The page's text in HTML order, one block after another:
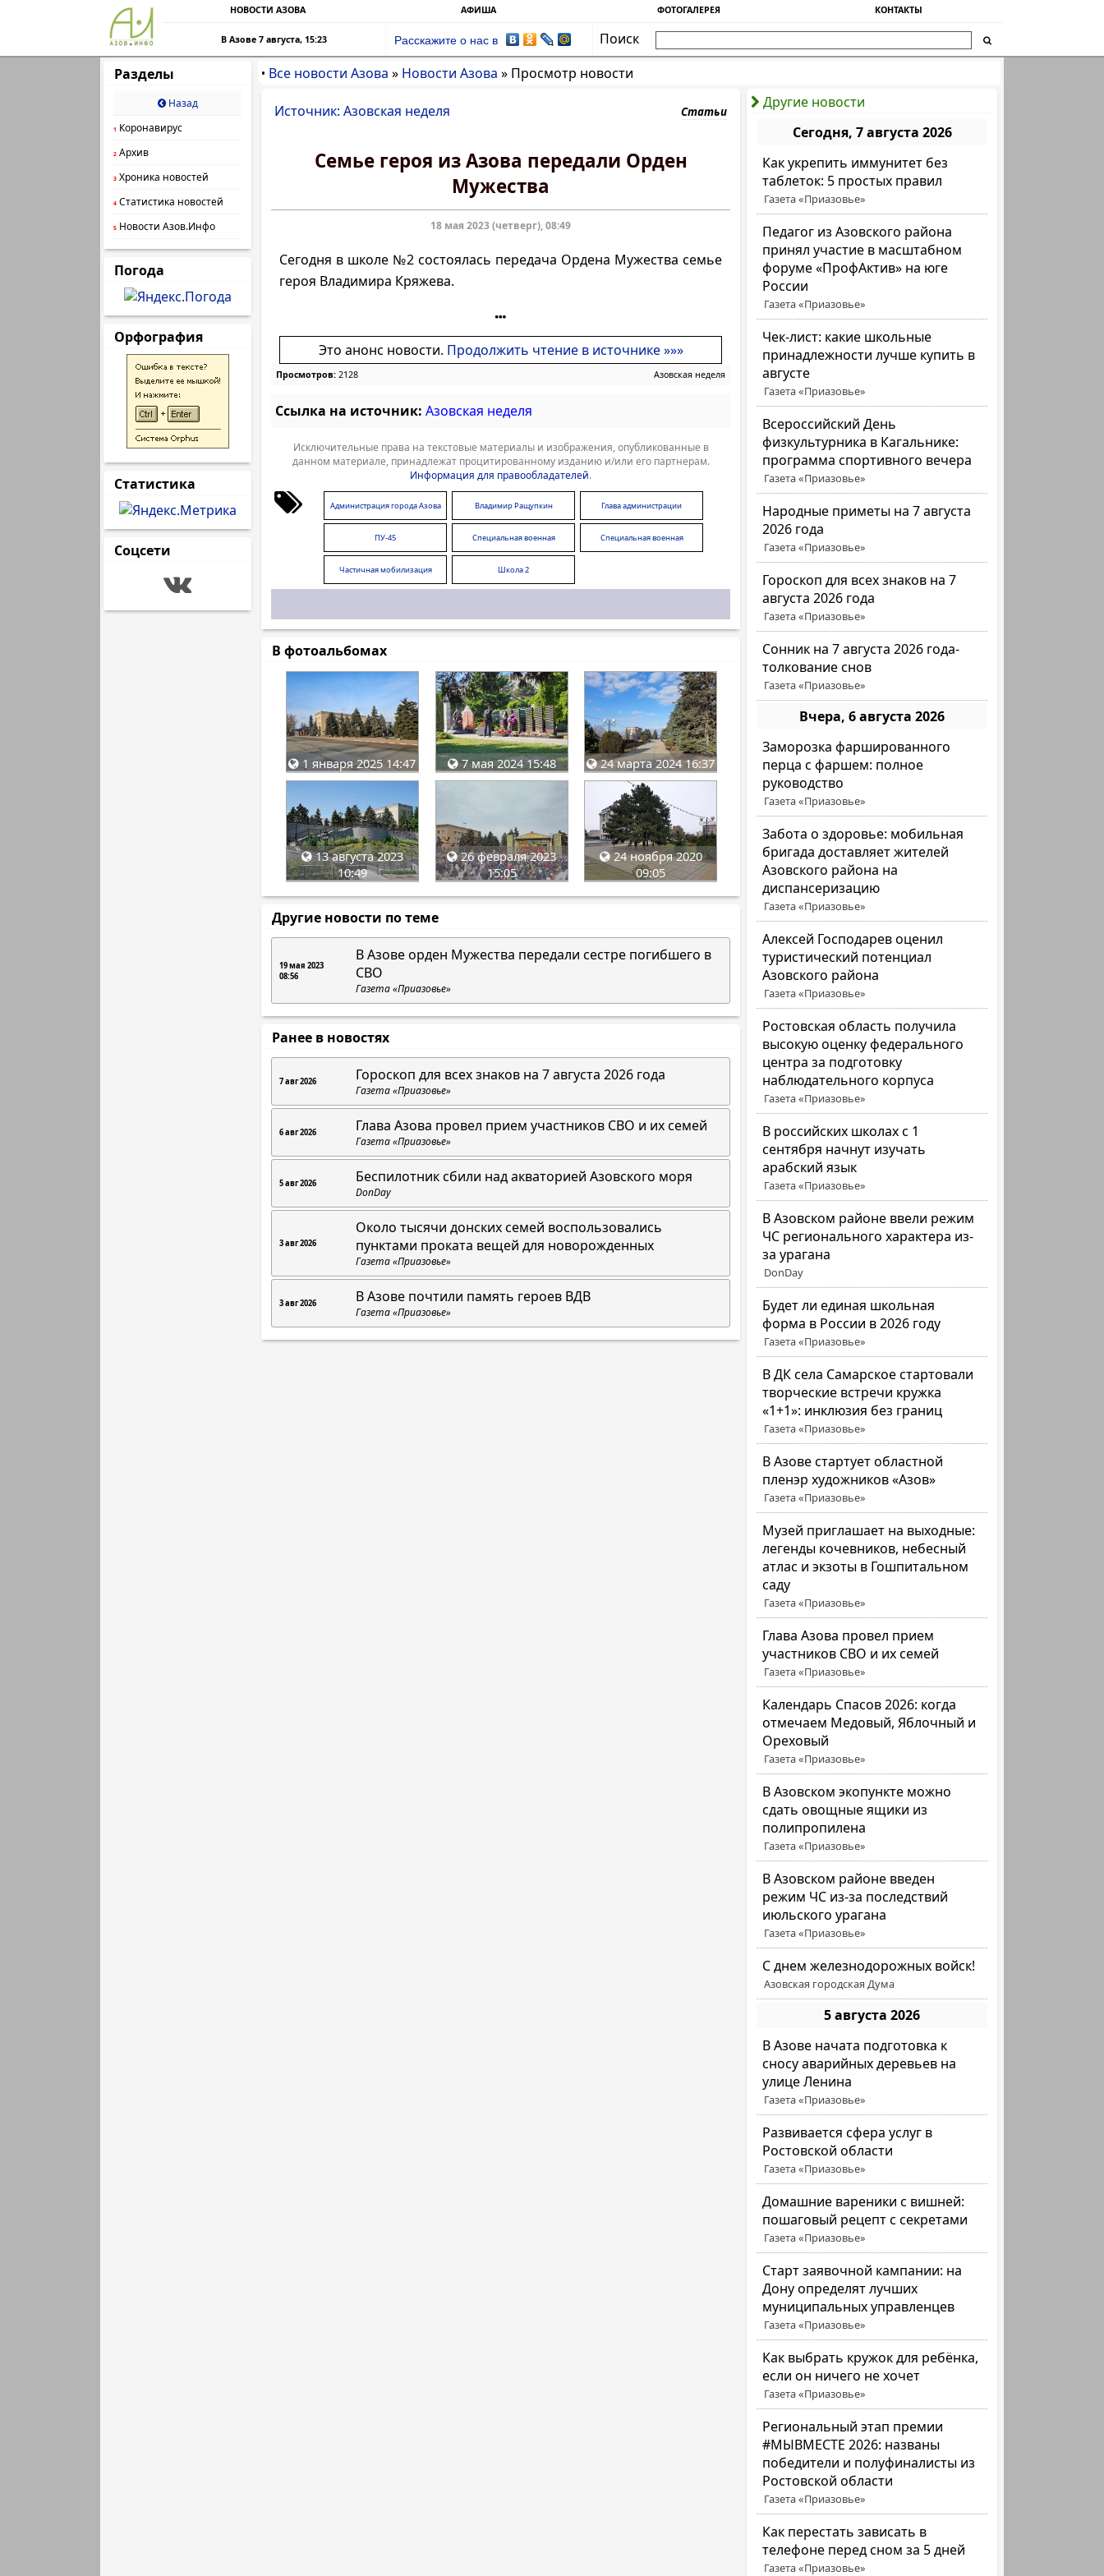
НОВОСТИ АЗОВА АФИША ФОТОГАЛЕРЕЯ КОНТАКТЫ
В Азове 7 августа, 15:23 Расскажите о нас в
Поиск
Разделы
Назад
1 Коронавирус
2 Архив
3 Хроника новостей
4 Статистика новостей
5 Новости Азов.Инфо
Погода
Орфография
Статистика
Соцсети
• Все новости Азова » Новости Азова » Просмотр новости
Другие новости
Сегодня, 7 августа 2026
Как укрепить иммунитет без
таблеток: 5 простых правил
Газета «Приазовье»
Педагог из Азовского района
принял участие в масштабном
форуме «ПрофАктив» на юге
России
Газета «Приазовье»
Чек-лист: какие школьные
принадлежности лучше купить в
августе
Газета «Приазовье»
Всероссийский День
физкультурника в Кагальнике:
программа спортивного вечера
Газета «Приазовье»
Народные приметы на 7 августа
2026 года
Газета «Приазовье»
Гороскоп для всех знаков на 7
августа 2026 года
Газета «Приазовье»
Сонник на 7 августа 2026 года-
толкование снов
Газета «Приазовье»
Вчера, 6 августа 2026
Заморозка фаршированного
перца с фаршем: полное
руководство
Газета «Приазовье»
Забота о здоровье: мобильная
бригада доставляет жителей
Азовского района на
диспансеризацию
Газета «Приазовье»
Алексей Господарев оценил
туристический потенциал
Азовского района
Газета «Приазовье»
Ростовская область получила
высокую оценку федерального
центра за подготовку
наблюдательного корпуса
Газета «Приазовье»
В российских школах с 1
сентября начнут изучать
арабский язык
Газета «Приазовье»
В Азовском районе ввели режим
ЧС регионального характера из-
за урагана
DonDay
Будет ли единая школьная
форма в России в 2026 году
Газета «Приазовье»
В ДК села Самарское стартовали
творческие встречи кружка
«1+1»: инклюзия без границ
Газета «Приазовье»
В Азове стартует областной
пленэр художников «Азов»
Газета «Приазовье»
Музей приглашает на выходные:
легенды кочевников, небесный
атлас и экзоты в Гошпитальном
саду
Газета «Приазовье»
Глава Азова провел прием
участников СВО и их семей
Газета «Приазовье»
Календарь Спасов 2026: когда
отмечаем Медовый, Яблочный и
Ореховый
Газета «Приазовье»
В Азовском экопункте можно
сдать овощные ящики из
полипропилена
Газета «Приазовье»
В Азовском районе введен
режим ЧС из-за последствий
июльского урагана
Газета «Приазовье»
С днем железнодорожных войск!
Азовская городская Дума
5 августа 2026
В Азове начата подготовка к
сносу аварийных деревьев на
улице Ленина
Газета «Приазовье»
Развивается сфера услуг в
Ростовской области
Газета «Приазовье»
Домашние вареники с вишней:
пошаговый рецепт с секретами
Газета «Приазовье»
Старт заявочной кампании: на
Дону определят лучших
муниципальных управленцев
Газета «Приазовье»
Как выбрать кружок для ребёнка,
если он ничего не хочет
Газета «Приазовье»
Региональный этап премии
#МЫВМЕСТЕ 2026: названы
победители и полуфиналисты из
Ростовской области
Газета «Приазовье»
Как перестать зависать в
телефоне перед сном за 5 дней
Газета «Приазовье»
Источник: Азовская неделя Статьи
Семье героя из Азова передали Орден
Мужества
18 мая 2023 (четверг), 08:49
Сегодня в школе №2 состоялась передача Ордена Мужества семье
героя Владимира Кряжева.
Это анонс новости. Продолжить чтение в источнике »»»
Просмотров: 2128 Азовская неделя
Ссылка на источник: Азовская неделя
Исключительные права на текстовые материалы и изображения, опубликованные в
данном материале, принадлежат процитированному изданию и/или его партнерам.
Информация для правообладателей.
Администрация города Азова Владимир Ращупкин Глава администрации
ПУ-45
Специальная военная
операция
Специальная военная
операция
Частичная мобилизация
Школа 2
В фотоальбомах
1 января 2025 14:47 7 мая 2024 15:48 24 марта 2024 16:37
13 августа 2023
10:49
26 февраля 2023
15:05
24 ноября 2020
09:05
Другие новости по теме
19 мая 2023
08:56
В Азове орден Мужества передали сестре погибшего в
СВО
Газета «Приазовье»
Ранее в новостях
7 авг 2026 Гороскоп для всех знаков на 7 августа 2026 года
Газета «Приазовье»
6 авг 2026 Глава Азова провел прием участников СВО и их семей
Газета «Приазовье»
5 авг 2026 Беспилотник сбили над акваторией Азовского моря
DonDay
3 авг 2026
Около тысячи донских семей воспользовались
пунктами проката вещей для новорожденных
Газета «Приазовье»
3 авг 2026 В Азове почтили память героев ВДВ
Газета «Приазовье»